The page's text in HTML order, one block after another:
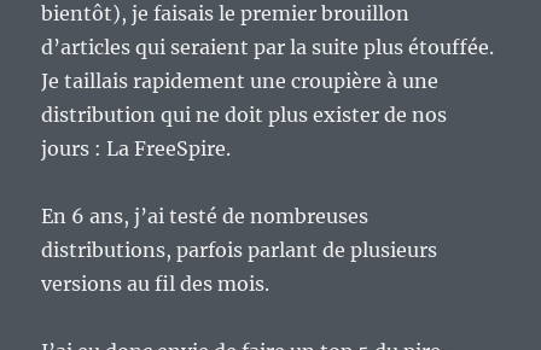
bientôt), je faisais le premier brouillon
d’articles qui seraient par la suite plus étouffée.
Je taillais rapidement une croupière à une
distribution qui ne doit plus exister de nos
jours : La FreeSpire.
En 6 ans, j’ai testé de nombreuses
distributions, parfois parlant de plusieurs
versions au fil des mois.